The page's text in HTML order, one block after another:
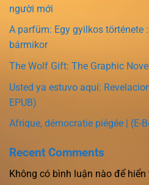
người mới
A parfüm: Egy gyilkos története
bármikor
The Wolf Gift: The Graphic
Usted ya estuvo aquí:
EPUB)
Afrique, démocratie piégée | (E-
Recent Comments
Không có bình luận nào để hiển